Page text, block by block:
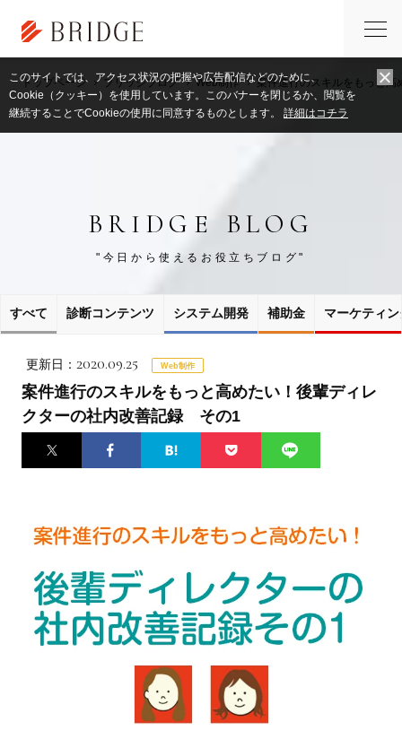
トップページ ブリッジブログ Web制作 案件進行のスキルをもっと
このサイトでは、アクセス状況の把握や広告配信などのために、
Cookie（クッキー）を使用しています。このバナーを閉じるか、閲覧を
継続することでCookieの使用に同意するものとします。 詳細はコチラ
BRIDGE BLOG
"今日から使えるお役立ちブログ"
すべて 診断コンテンツ システム開発 補助金 マーケティン
更新日： 2020.09.25 Web制作
案件進行のスキルをもっと高めたい！後輩ディレ
クターの社内改善記録 その1